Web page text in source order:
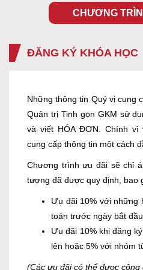
CHƯƠNG
ĐĂNG KÝ KHÓA HỌC
Những thông tin Quý vị cung
Quản trị Tinh gọn GKM sử
và viết HÓA ĐƠN. Chính vì
cung cấp thông tin một cách
Chương trình ưu đãi sẽ chỉ
tượng đã được quy định, bao
Ưu đãi 10% với những
toán trước ngày bắt
Ưu đãi 10% khi đăng
lên hoặc 5% với nhóm
(Các ưu đãi có thể được cộng